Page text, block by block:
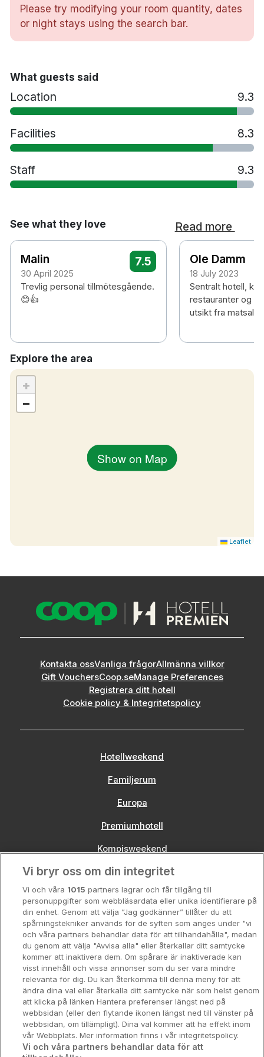
104 rom
2 barer / lounger
Gratis wifi
Kylskåp
TV med satellitkanaler
Rum service
Hårtorkar
Te- och kaffebryggare
Vattenkokare
Biljard
Cykeluthyrning
Fredrikshavns Maritim Business Park 300 m
promenad
Fredrikshavn station 5 min promenad
Ålborgs flygplats 45 min bilresa
Please try modifying your room quantity, dates
or night stays using the search bar.
What guests said
Location 9.3
Facilities 8.3
Staff 9.3
See what they love Read more
Malin
30 April 2025
7.5
Trevlig personal tillmötesgående.
😊👍
Ole Damm
18 July 2023
Sentralt hotell,
restauranter og
utsikt fra matsalen
Explore the area
Show on Map
+
−
Leaflet
Kontakta ossVanliga frågorAllmänna villkor
Gift VouchersCoop.seManage Preferences
Registrera ditt hotell
Cookie policy & Integritetspolicy
Hotellweekend
Familjerum
Europa
Premiumhotell
Kompisweekend
Storstadsweekend
Hotellrum under 995 kr
Spahotell
Sydsverige
Om Hotellpremien
Nya hotell
Stadsweekend
Vi bryr oss om din integritet
Vi och våra 1015 partners lagrar och får tillgång till
personuppgifter som webbläsardata eller unika identifierare på
din enhet. Genom att välja ”Jag godkänner” tillåter du att
spårningstekniker används för de syften som anges under "vi
och våra partners behandlar data för att tillhandahålla", medan
du genom att välja "Avvisa alla" eller återkallar ditt samtycke
kommer att inaktivera dem. Om spårare är inaktiverade kan
visst innehåll och vissa annonser som du ser vara mindre
relevanta för dig. Du kan återkomma till denna meny för att
ändra dina val eller återkalla ditt samtycke när som helst genom
att klicka på länken Hantera preferenser längst ned på
webbsidan (eller den flytande ikonen längst ned till vänster på
webbsidan, om tillämpligt). Dina val kommer att ha effekt inom
vår Webbplats. Mer information finns i vår integritetspolicy.
Vi och våra partners behandlar data för att